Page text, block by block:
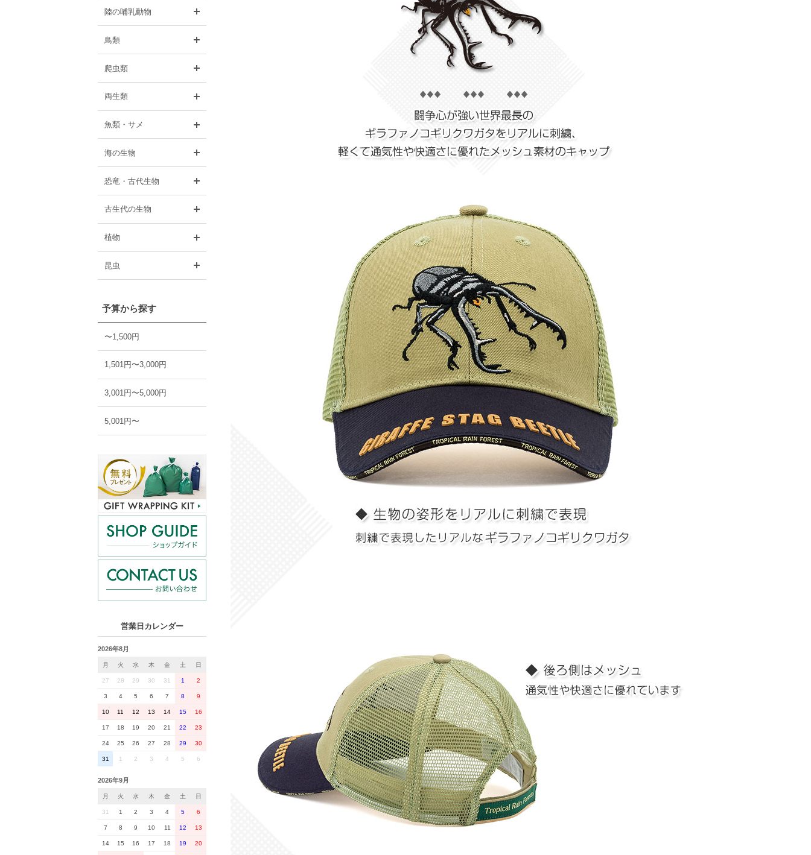
陸の哺乳動物
鳥類
爬虫類
両生類
魚類・サメ
海の生物
恐竜・古代生物
古生代の生物
植物
昆虫
予算から探す
〜1,500円
1,501円〜3,000円
3,001円〜5,000円
5,001円〜
営業日カレンダー
2026年8月
月 火 水 木 金 土 日
27 28 29 30 31 1 2
3 4 5 6 7 8 9
10 11 12 13 14 15 16
17 18 19 20 21 22 23
24 25 26 27 28 29 30
31 1 2 3 4 5 6
2026年9月
月 火 水 木 金 土 日
31 1 2 3 4 5 6
7 8 9 10 11 12 13
14 15 16 17 18 19 20